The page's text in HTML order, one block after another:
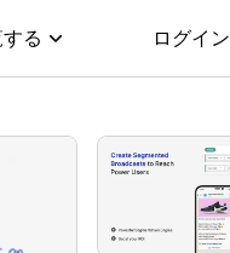
る ログイン